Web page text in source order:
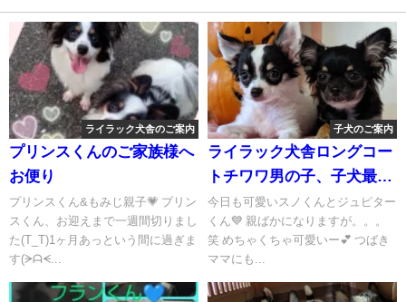
ライラック犬舎のご案内
プリンスくんのご家族様へ
お便り
プリンスくん&もみじ親子💗 プリン
スくん、お迎えまで一週間切りまし
た(T_T)1ヶ月あっという間に過ぎま
す(ᗒᗩᗕ...
子犬のご案内
ライラック犬舎ロングコー
トチワワ男の子、子犬最新
情報、成長記録、週1〜２
程のペースで更新中✨成長
をご覧下さい。
今日も可愛いスノくんとジュピター
くん💙 親ばかになりますが。。。
笑 めちゃくちゃ可愛いー💕 つばき
ママにも...